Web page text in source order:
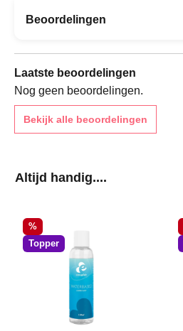
Beoordelingen
Laatste beoordelingen
Nog geen beoordelingen.
Bekijk alle beoordelingen
Productgalerij overslaan
Altijd handig....
Korting
%
Topper